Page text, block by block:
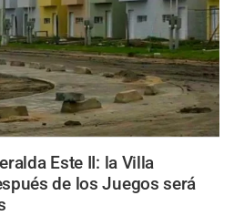
Este II: la Villa
de los Juegos será